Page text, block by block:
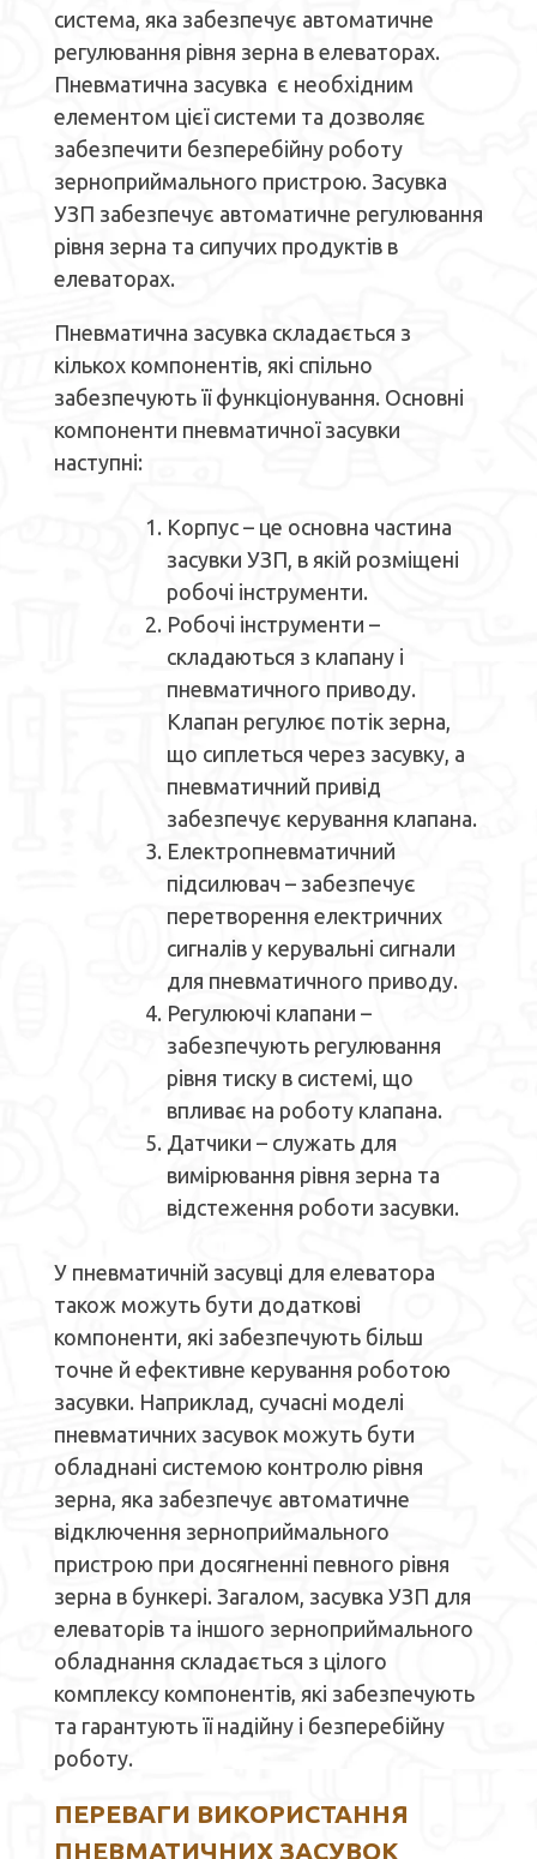
система, яка забезпечує автоматичне
регулювання рівня зерна в елеваторах.
Пневматична засувка є необхідним
елементом цієї системи та дозволяє
забезпечити безперебійну роботу
зерноприймального пристрою. Засувка
УЗП забезпечує автоматичне регулювання
рівня зерна та сипучих продуктів в
елеваторах.
Пневматична засувка складається з
кількох компонентів, які спільно
забезпечують її функціонування. Основні
компоненти пневматичної засувки
наступні:
Корпус – це основна частина
засувки УЗП, в якій розміщені
робочі інструменти.
Робочі інструменти –
складаються з клапану і
пневматичного приводу.
Клапан регулює потік зерна,
що сиплеться через засувку, а
пневматичний привід
забезпечує керування клапана.
Електропневматичний
підсилювач – забезпечує
перетворення електричних
сигналів у керувальні сигнали
для пневматичного приводу.
Регулюючі клапани –
забезпечують регулювання
рівня тиску в системі, що
впливає на роботу клапана.
Датчики – служать для
вимірювання рівня зерна та
відстеження роботи засувки.
У пневматичній засувці для елеватора
також можуть бути додаткові
компоненти, які забезпечують більш
точне й ефективне керування роботою
засувки. Наприклад, сучасні моделі
пневматичних засувок можуть бути
обладнані системою контролю рівня
зерна, яка забезпечує автоматичне
відключення зерноприймального
пристрою при досягненні певного рівня
зерна в бункері. Загалом, засувка УЗП для
елеваторів та іншого зерноприймального
обладнання складається з цілого
комплексу компонентів, які забезпечують
та гарантують її надійну і безперебійну
роботу.
ПЕРЕВАГИ ВИКОРИСТАННЯ
ПНЕВМАТИЧНИХ ЗАСУВОК